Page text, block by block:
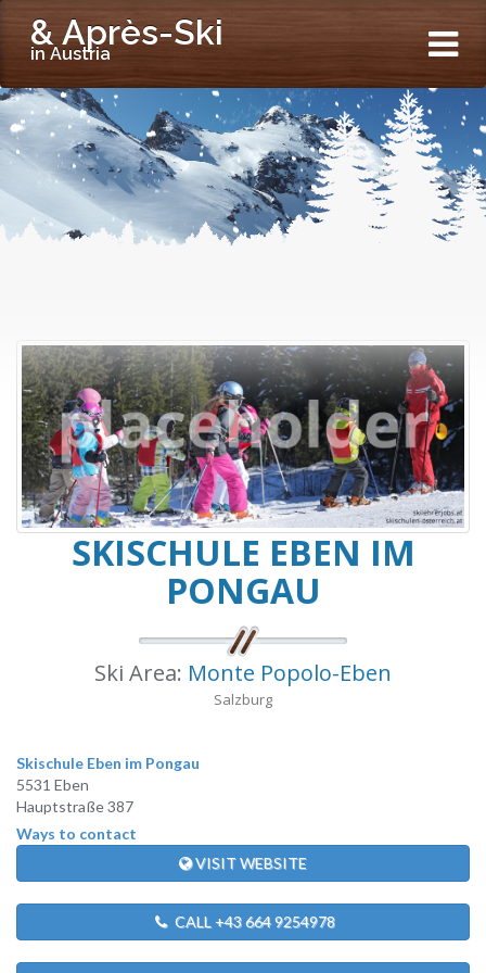
& Après-Ski
in Austria
SKISCHULE EBEN IM
PONGAU
Ski Area: Monte Popolo-Eben
Salzburg
Skischule Eben im Pongau
5531 Eben
Hauptstraße 387
Ways to contact
VISIT WEBSITE
CALL +43 664 9254978